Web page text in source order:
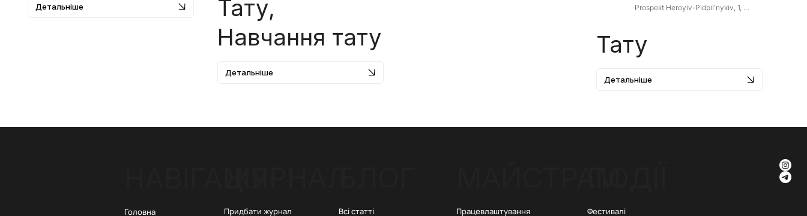
Детальніше
Тату,
Навчання тату
Детальніше
Prospekt Heroyiv-Pidpilʹnykiv, 1,
Тату
Детальніше
Головна Придбати журнал Всі статті Працевлаштування Фестивалі